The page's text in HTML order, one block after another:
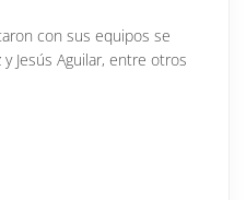
con sus equipos se
Jesús Aguilar, entre otros